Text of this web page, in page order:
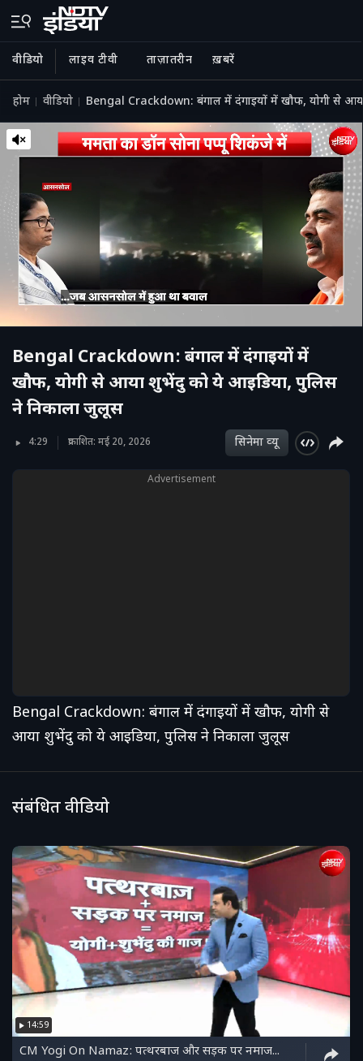
वीडियो लाइव टीवी ताज़ातरीन ख़बरें
होम वीडियो Bengal Crackdown: बंगाल में दंगाइयों में खौफ, योगी से
Bengal Crackdown: बंगाल में दंगाइयों में
खौफ, योगी से आया शुभेंदु को ये आइडिया, पुलिस
ने निकाला जुलूस
4:29 प्रकाशित: मई 20, 2026 सिनेमा व्‍यू
Advertisement
Bengal Crackdown: बंगाल में दंगाइयों में खौफ, योगी से
आया शुभेंदु को ये आइडिया, पुलिस ने निकाला जुलूस
संबंधित वीडियो
14:59
CM Yogi On Namaz: पत्थरबाज और सड़क पर नमाज...